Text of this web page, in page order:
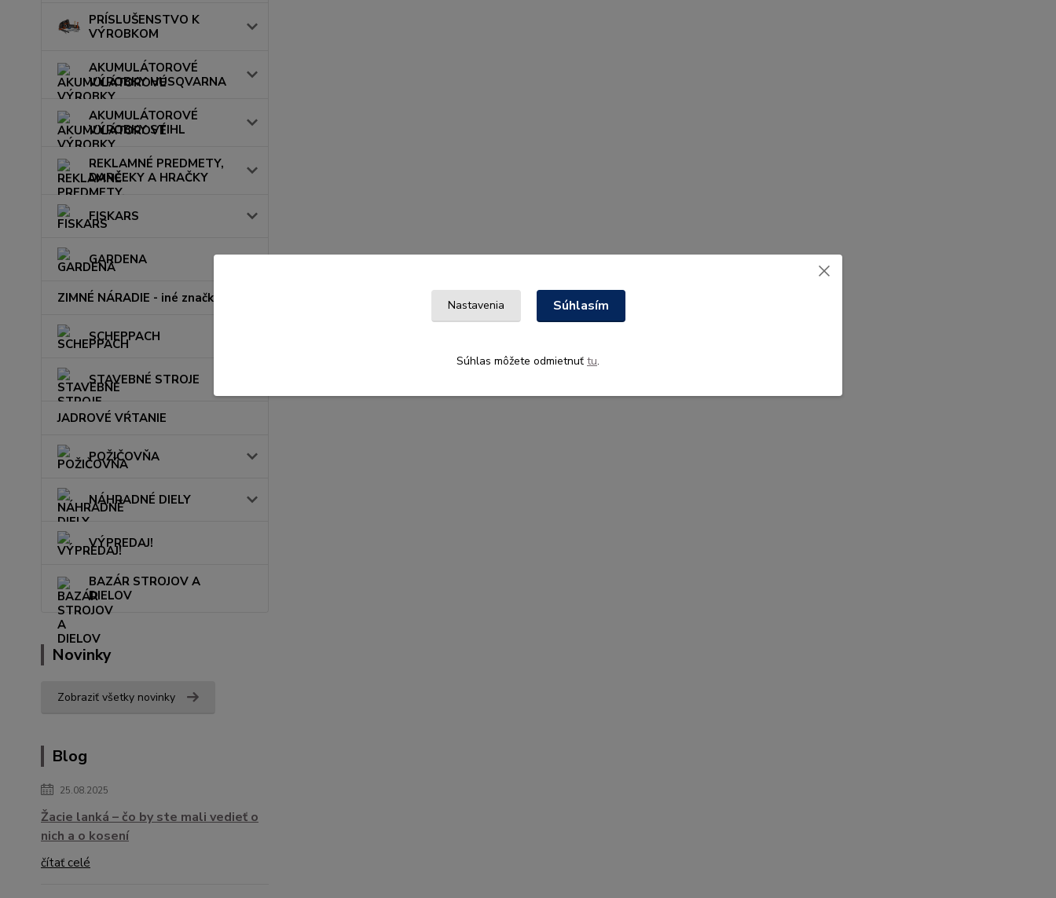
PRÍSLUŠENSTVO K
VÝROBKOM
AKUMULÁTOROVÉ
VÝROBKY HUSQVARNA
AKUMULÁTOROVÉ
VÝROBKY STIHL
REKLAMNÉ PREDMETY,
DARČEKY A HRAČKY
FISKARS
GARDENA
ZIMNÉ NÁRADIE - iné značky
SCHEPPACH
STAVEBNÉ STROJE
JADROVÉ VŔTANIE
POŽIČOVŇA
NÁHRADNÉ DIELY
VÝPREDAJ!
BAZÁR STROJOV A
DIELOV
Novinky
Zobraziť všetky novinky
Blog
25.08.2025
Žacie lanká – čo by ste mali vedieť o
nich a o kosení
čítať celé
Nastavenia Súhlasím
Súhlas môžete odmietnuť tu.